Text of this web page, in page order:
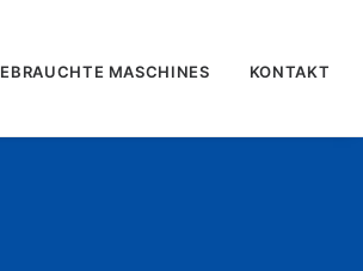
MASCHINES KONTAKT